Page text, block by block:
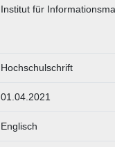
Institut für
Hochschulschrift
01.04.2021
Englisch